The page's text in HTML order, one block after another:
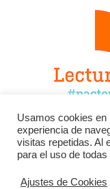
Facebook
YouTube
Usamos cookies en
experiencia de
visitas repetidas. Al
para el uso de
Ajustes de Cookies